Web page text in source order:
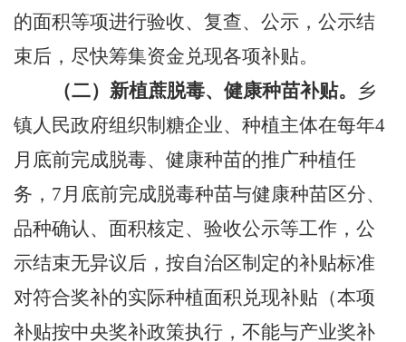
的面积等项进行验收、复查、公示，公示结
束后，尽快筹集资金兑现各项补贴。
（二）新植蔗脱毒、健康种苗补贴。
乡
镇人民政府组织制糖企业、种植主体在每年4
月底前完成脱毒、健康种苗的推广种植任
务， 7月底前完成脱毒种苗与健康种苗区分、
品种确认、面积核定、验收公示等工作，公
示结束无异议后，按自治区制定的补贴标准
对符合奖补的实际种植面积兑现补贴（本项
补贴按中央奖补政策执行，不能与产业奖补